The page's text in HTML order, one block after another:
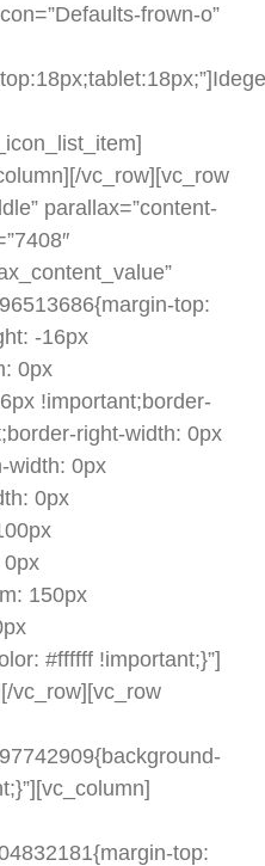
frown-o”
vc_row][vc_row
parallax=”content-
top:
-16px
0px
!important;border-
right-width: 0px
width: 0px
0px
0px
150px
#ffffff !important;}”]
vc_row][vc_row
top: